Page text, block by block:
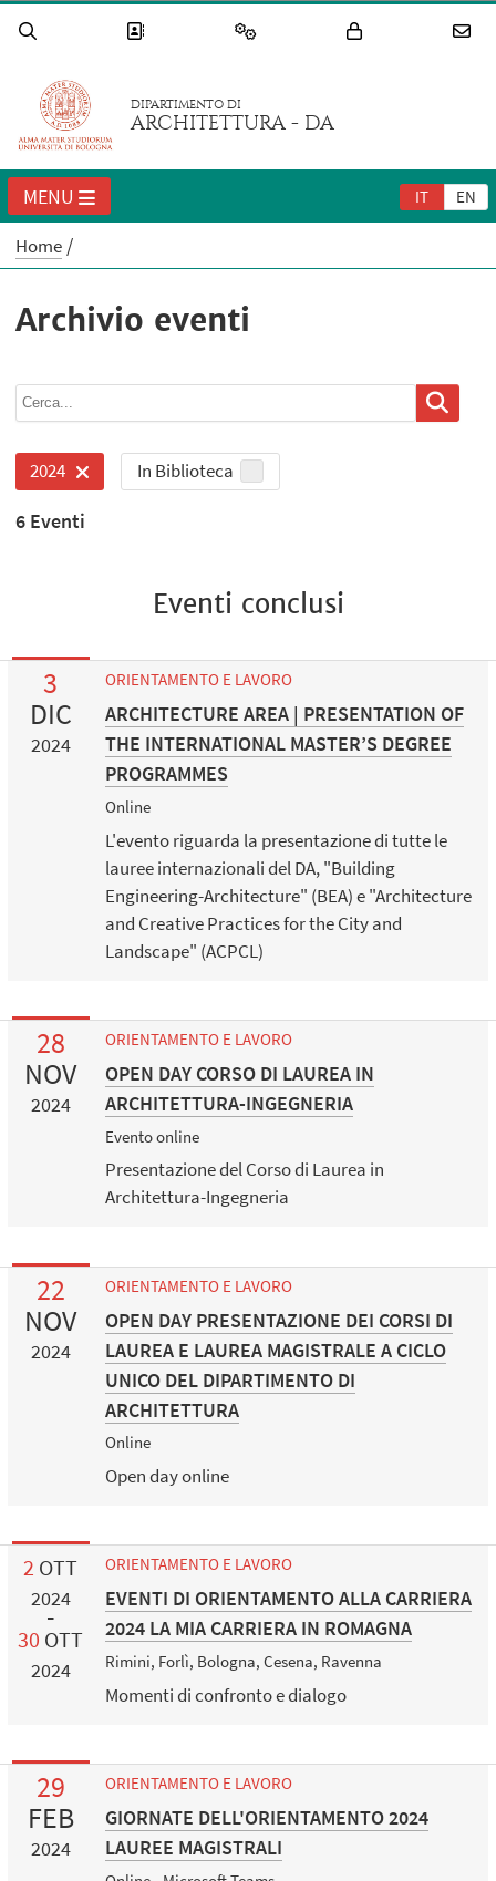
DIPARTIMENTO DI
ARCHITETTURA - DA
IT EN
MENU
Home
Archivio eventi
2024 In Biblioteca
6 Eventi
Eventi conclusi
3
DIC
2024
ORIENTAMENTO E LAVORO
ARCHITECTURE AREA | PRESENTATION OF
THE INTERNATIONAL MASTER’S DEGREE
PROGRAMMES
Online
L'evento riguarda la presentazione di tutte le
lauree internazionali del DA, "Building
Engineering-Architecture" (BEA) e "Architecture
and Creative Practices for the City and
Landscape" (ACPCL)
28
NOV
2024
ORIENTAMENTO E LAVORO
OPEN DAY CORSO DI LAUREA IN
ARCHITETTURA-INGEGNERIA
Evento online
Presentazione del Corso di Laurea in
Architettura-Ingegneria
22
NOV
2024
ORIENTAMENTO E LAVORO
OPEN DAY PRESENTAZIONE DEI CORSI DI
LAUREA E LAUREA MAGISTRALE A CICLO
UNICO DEL DIPARTIMENTO DI
ARCHITETTURA
Online
Open day online
2 OTT
2024
30 OTT
2024
ORIENTAMENTO E LAVORO
EVENTI DI ORIENTAMENTO ALLA CARRIERA
2024 LA MIA CARRIERA IN ROMAGNA
Rimini, Forlì, Bologna, Cesena, Ravenna
Momenti di confronto e dialogo
29
FEB
2024
ORIENTAMENTO E LAVORO
GIORNATE DELL'ORIENTAMENTO 2024
LAUREE MAGISTRALI